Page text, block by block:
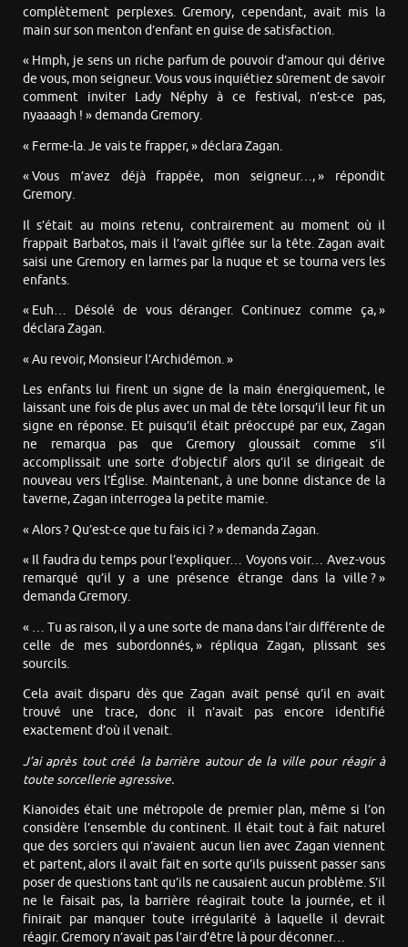
complètement perplexes. Gremory, cependant, avait mis la
main sur son menton d’enfant en guise de satisfaction.
« Hmph, je sens un riche parfum de pouvoir d’amour qui dérive
de vous, mon seigneur. Vous vous inquiétiez sûrement de savoir
comment inviter Lady Néphy à ce festival, n’est-ce pas,
nyaaaagh ! » demanda Gremory.
« Ferme-la. Je vais te frapper, » déclara Zagan.
« Vous m’avez déjà frappée, mon seigneur…, » répondit
Gremory.
Il s’était au moins retenu, contrairement au moment où il
frappait Barbatos, mais il l’avait giflée sur la tête. Zagan avait
saisi une Gremory en larmes par la nuque et se tourna vers les
enfants.
« Euh… Désolé de vous déranger. Continuez comme ça, »
déclara Zagan.
« Au revoir, Monsieur l’Archidémon. »
Les enfants lui firent un signe de la main énergiquement, le
laissant une fois de plus avec un mal de tête lorsqu’il leur fit un
signe en réponse. Et puisqu’il était préoccupé par eux, Zagan
ne remarqua pas que Gremory gloussait comme s’il
accomplissait une sorte d’objectif alors qu’il se dirigeait de
nouveau vers l’Église. Maintenant, à une bonne distance de la
taverne, Zagan interrogea la petite mamie.
« Alors ? Qu’est-ce que tu fais ici ? » demanda Zagan.
« Il faudra du temps pour l’expliquer… Voyons voir… Avez-vous
remarqué qu’il y a une présence étrange dans la ville ? »
demanda Gremory.
« … Tu as raison, il y a une sorte de mana dans l’air différente de
celle de mes subordonnés, » répliqua Zagan, plissant ses
sourcils.
Cela avait disparu dès que Zagan avait pensé qu’il en avait
trouvé une trace, donc il n’avait pas encore identifié
exactement d’où il venait.
J’ai après tout créé la barrière autour de la ville pour réagir à
toute sorcellerie agressive.
Kianoides était une métropole de premier plan, même si l’on
considère l’ensemble du continent. Il était tout à fait naturel
que des sorciers qui n’avaient aucun lien avec Zagan viennent
et partent, alors il avait fait en sorte qu’ils puissent passer sans
poser de questions tant qu’ils ne causaient aucun problème. S’il
ne le faisait pas, la barrière réagirait toute la journée, et il
finirait par manquer toute irrégularité à laquelle il devrait
réagir. Gremory n’avait pas l’air d’être là pour déconner…